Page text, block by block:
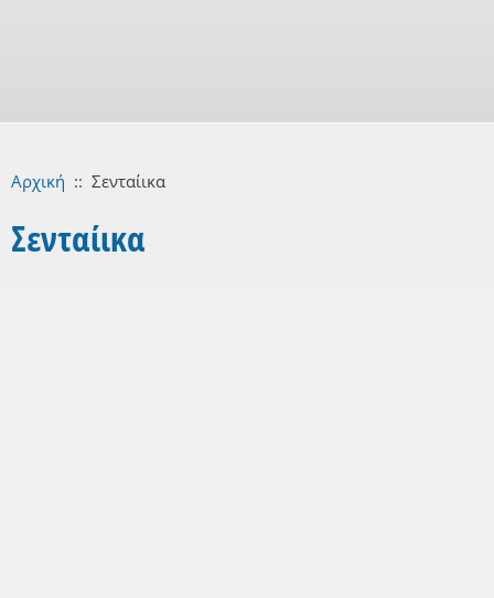
Αρχική :: Σενταίικα
Σενταίικα